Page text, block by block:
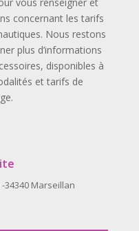
vous renseigner et
concernant les tarifs
Nous restons
plus d’informations
disponibles à
et tarifs de
34340 Marseillan